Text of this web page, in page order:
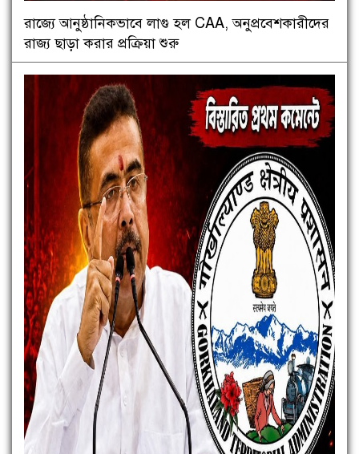
রাজ্যে আনুষ্ঠানিকভাবে লাগু হল CAA, অনুপ্রবেশকারীদের
রাজ্য ছাড়া করার প্রক্রিয়া শুরু